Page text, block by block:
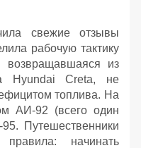
свежие отзывы
рабочую тактику
возвращавшаяся из
Hyundai Creta, не
топлива. На
АИ‑92 (всего один
Путешественники
правила: начинать